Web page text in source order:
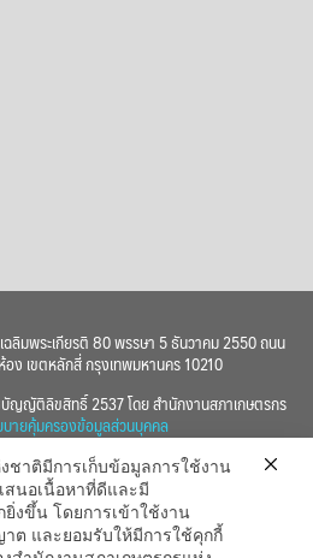
ลิมพระเกียรติ 80 พรรษา 5 ธันวาคม 2550 ถนน
ง เขตหลักสี่ กรุงเทพมหานคร 10210
ญัติลิขสิทธิ์ 2537 โดย สำนักงานสภาเกษตรกร
บายคุ้มครองข้อมูลส่วนบุคคล
ชาติมีการเก็บข้อมูลการใช้งาน
สนอเนื้อหาที่ดีและมี
งขึ้น โดยการเข้าใช้งาน
ต และยอมรับให้มีการใช้คุกกี้